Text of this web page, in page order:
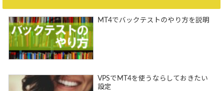
MT4でバックテストのやり方を説明
VPSでMT4を使うならしておきたい
設定